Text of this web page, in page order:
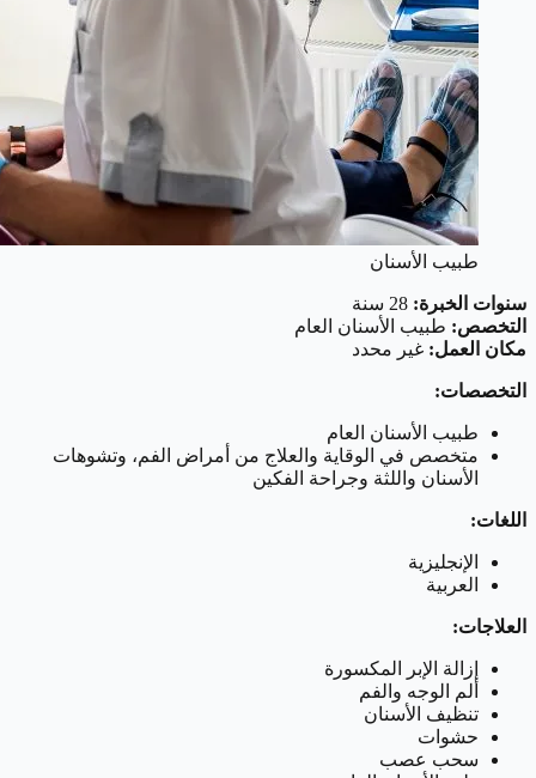
طبيب الأسنان
سنوات الخبرة:
التخصص: طبيب الأسنان العام
مكان العمل: غير محدد
التخصصات:
طبيب الأسنان العام
متخصص في الوقاية والعلاج من أمراض الفم، وتشوهات
الأسنان واللثة وجراحة الفكين
اللغات:
الإنجليزية
العربية
العلاجات:
إزالة الإبر المكسورة
ألم الوجه والفم
تنظيف الأسنان
حشوات
سحب عصب